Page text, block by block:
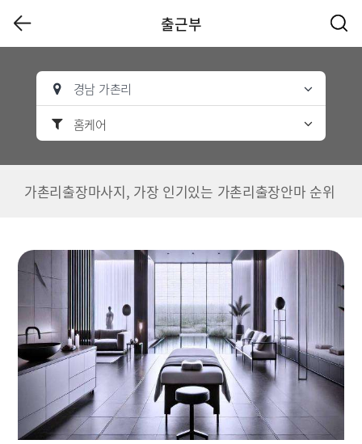
출근부
경남 가촌리
홈케어
가촌리출장마사지, 가장 인기있는 가촌리출장안마 순위